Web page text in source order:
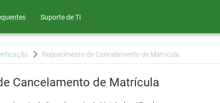
Suporte de TI
Requerimento de Cancelamento de Matrícula
Cancelamento de Matrícula